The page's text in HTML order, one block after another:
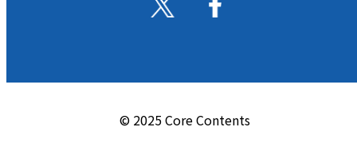
© 2025 Core Contents